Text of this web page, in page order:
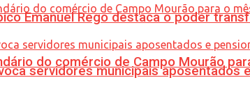
do comércio de Campo Mourão
Emanuel Rego destaca o poder
servidores municipais aposentados